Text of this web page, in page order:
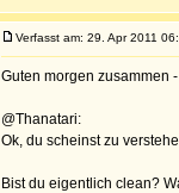
Verfasst am: 29. Apr 2011
Guten morgen zusammen
@Thanatari:
Ok, du scheinst zu
Bist du eigentlich clean?